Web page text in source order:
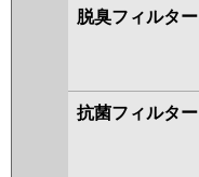
脱臭フィルター
抗菌フィルター